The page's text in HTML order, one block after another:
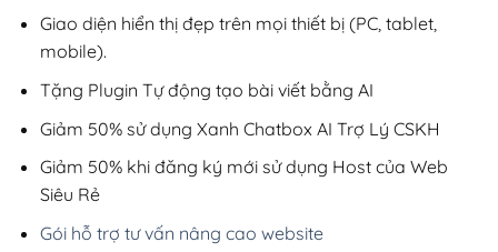
Giao diện hiển thị đẹp trên mọi thiết bị (PC, tablet,
mobile).
Tặng Plugin Tự động tạo bài viết bằng AI
Giảm 50% sử dụng Xanh Chatbox AI Trợ Lý CSKH
Giảm 50% khi đăng ký mới sử dụng Host của Web
Siêu Rẻ
Gói hỗ trợ tư vấn nâng cao website